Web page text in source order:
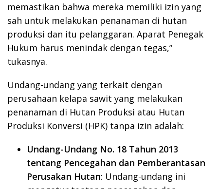
memastikan bahwa mereka memiliki izin yang
sah untuk melakukan penanaman di hutan
produksi dan itu pelanggaran. Aparat Penegak
Hukum harus menindak dengan tegas,”
tukasnya.
Undang-undang yang terkait dengan
perusahaan kelapa sawit yang melakukan
penanaman di Hutan Produksi atau Hutan
Produksi Konversi (HPK) tanpa izin adalah:
Undang-Undang No. 18 Tahun 2013
tentang Pencegahan dan Pemberantasan
Perusakan Hutan: Undang-undang ini